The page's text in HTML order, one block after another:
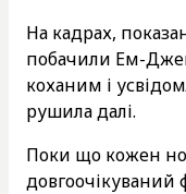
На кадрах,
побачили Ем-
коханим і
рушила далі.
Поки що кожен